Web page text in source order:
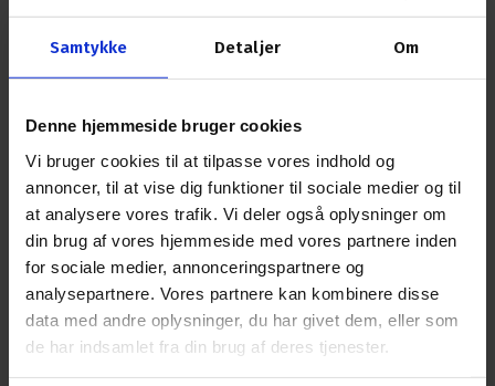
Samtykke Detaljer Om
Denne hjemmeside bruger cookies
Vi bruger cookies til at tilpasse vores indhold og
annoncer, til at vise dig funktioner til sociale medier og til
at analysere vores trafik. Vi deler også oplysninger om
din brug af vores hjemmeside med vores partnere inden
for sociale medier, annonceringspartnere og
analysepartnere. Vores partnere kan kombinere disse
data med andre oplysninger, du har givet dem, eller som
de har indsamlet fra din brug af deres tjenester.
Vojens
Info:vojens bibliotek
Nyhedsbrev
Tilmeld dig Bispens nyhedsbrev og få nyheder om
arrangementer direkte i din postkasse.
EMAIL ADRESSE